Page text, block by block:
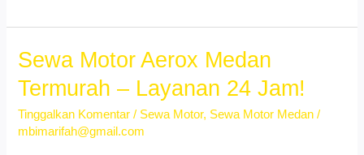
Vario
Medan
Rental
Motor
Sewa Motor Aerox Medan
Termurah – Layanan 24 Jam!
Tinggalkan Komentar / Sewa Motor, Sewa Motor Medan /
mbimarifah@gmail.com